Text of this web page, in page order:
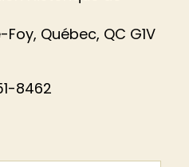
Québec, QC G1V
8462